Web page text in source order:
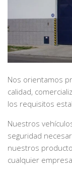
Nos orientamos
calidad,
los requisitos
Nuestros
seguridad
nuestros
cualquier